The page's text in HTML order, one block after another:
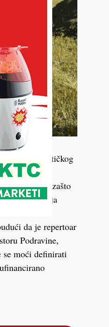
(kasno)antičkog
stoljeća, tj. zašto
istraživanja
terenskih
da je repertoar
Podravine,
se moći definirati